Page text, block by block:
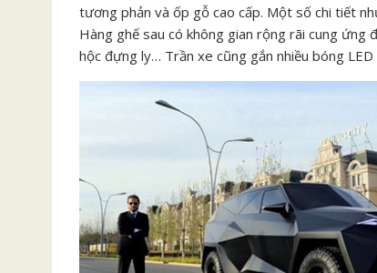
tương phản và ốp gỗ cao cấp. Một số chi tiết
Hàng ghế sau có không gian rộng rãi cung
hộc đựng ly… Trần xe cũng gắn nhiều bóng